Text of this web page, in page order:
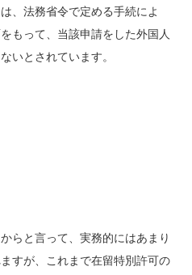
、法務省令で定める手続によ
もって、当該申請をした外国人
いとされています。
らと言って、実務的にはあまり
すが、これまで在留特別許可の